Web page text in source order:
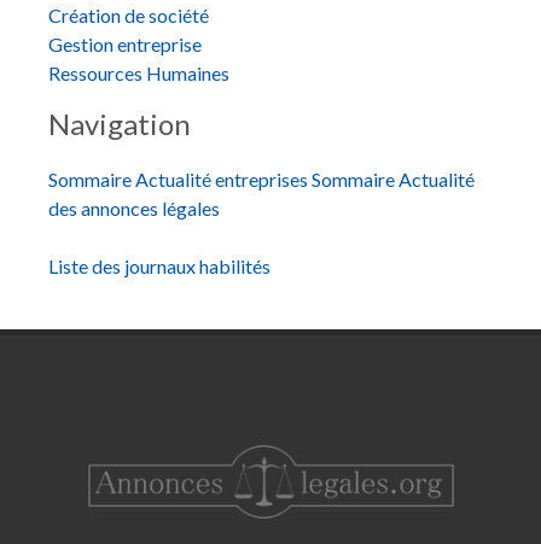
Création de société
Gestion entreprise
Ressources Humaines
Navigation
Sommaire Actualité entreprises Sommaire Actualité
des annonces légales
Liste des journaux habilités